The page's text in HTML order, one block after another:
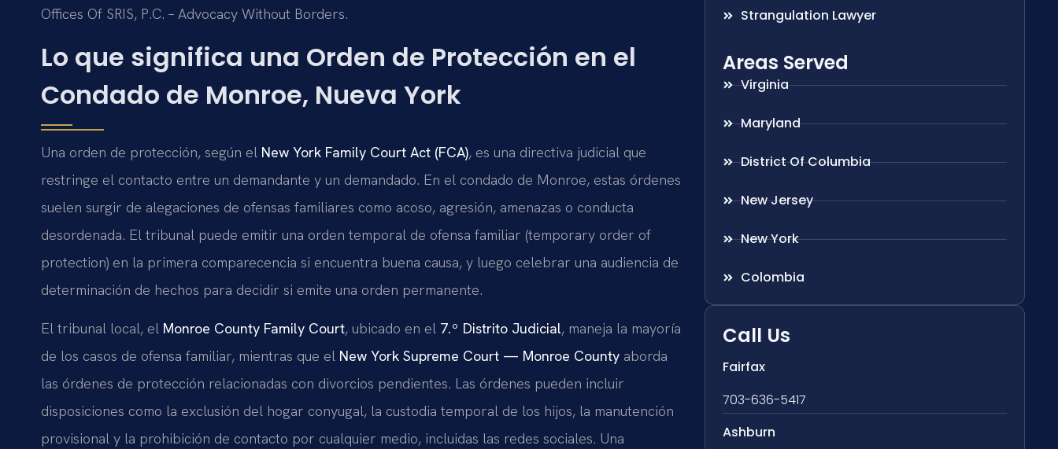
Offices Of SRIS, P.C. – Advocacy Without Borders.
Lo que significa una Orden de Protección en el
Condado de Monroe, Nueva York
Una orden de protección, según el New York Family Court Act (FCA), es una directiva judicial que
restringe el contacto entre un demandante y un demandado. En el condado de Monroe, estas órdenes
suelen surgir de alegaciones de ofensas familiares como acoso, agresión, amenazas o conducta
desordenada. El tribunal puede emitir una orden temporal de ofensa familiar (temporary order of
protection) en la primera comparecencia si encuentra buena causa, y luego celebrar una audiencia de
determinación de hechos para decidir si emite una orden permanente.
El tribunal local, el Monroe County Family Court, ubicado en el 7.º Distrito Judicial, maneja la mayoría
de los casos de ofensa familiar, mientras que el New York Supreme Court — Monroe County aborda
las órdenes de protección relacionadas con divorcios pendientes. Las órdenes pueden incluir
disposiciones como la exclusión del hogar conyugal, la custodia temporal de los hijos, la manutención
provisional y la prohibición de contacto por cualquier medio, incluidas las redes sociales. Una
Strangulation Lawyer
Areas Served
Virginia
Maryland
District Of Columbia
New Jersey
New York
Colombia
Call Us
Fairfax
703-636-5417
Ashburn